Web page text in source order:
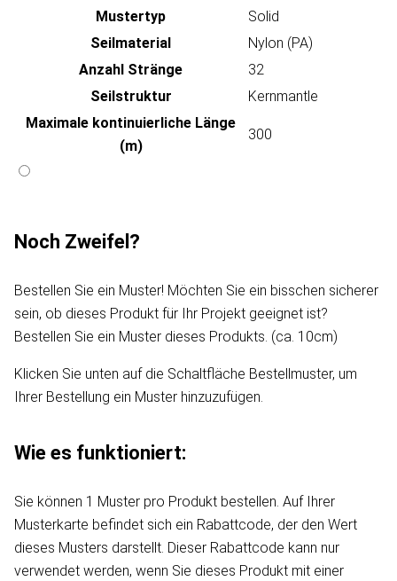
Mustertyp
Solid
Seilmaterial
Nylon (PA)
Anzahl Stränge
32
Seilstruktur
Kernmantle
Maximale kontinuierliche Länge
(m)
300
Noch Zweifel?
Bestellen Sie ein Muster! Möchten Sie ein bisschen sicherer
sein, ob dieses Produkt für Ihr Projekt geeignet ist?
Bestellen Sie ein Muster dieses Produkts. (ca. 10cm)
Klicken Sie unten auf die Schaltfläche Bestellmuster, um
Ihrer Bestellung ein Muster hinzuzufügen.
Wie es funktioniert:
Sie können 1 Muster pro Produkt bestellen. Auf Ihrer
Musterkarte befindet sich ein Rabattcode, der den Wert
dieses Musters darstellt. Dieser Rabattcode kann nur
verwendet werden, wenn Sie dieses Produkt mit einer